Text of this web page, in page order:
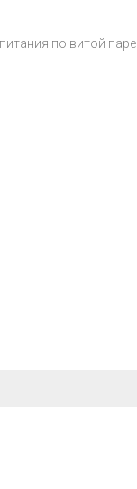
по витой паре